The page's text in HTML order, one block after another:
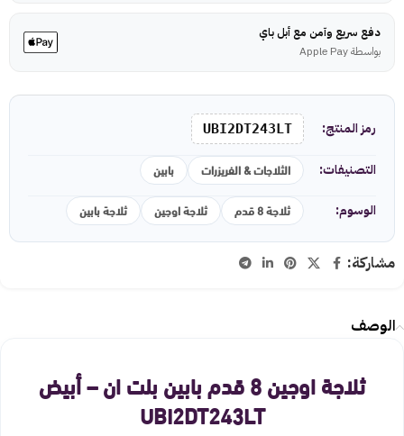
دفع سريع وآمن مع أبل باي
بواسطة Apple Pay
رمز المنتج: UBI2DT243LT
التصنيفات: الثلاجات & الفريزرات بابين
الوسوم: ثلاجة 8 قدم ثلاجة اوجين ثلاجة بابين
مشاركة:
الوصف
ثلاجة اوجين 8 قدم بابين بلت ان – أبيض
UBI2DT243LT